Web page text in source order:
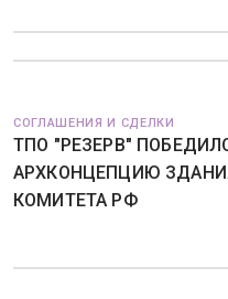
СОГЛАШЕНИЯ И СДЕЛКИ
ТПО "РЕЗЕРВ"
АРХКОНЦЕПЦИЮ
КОМИТЕТА РФ